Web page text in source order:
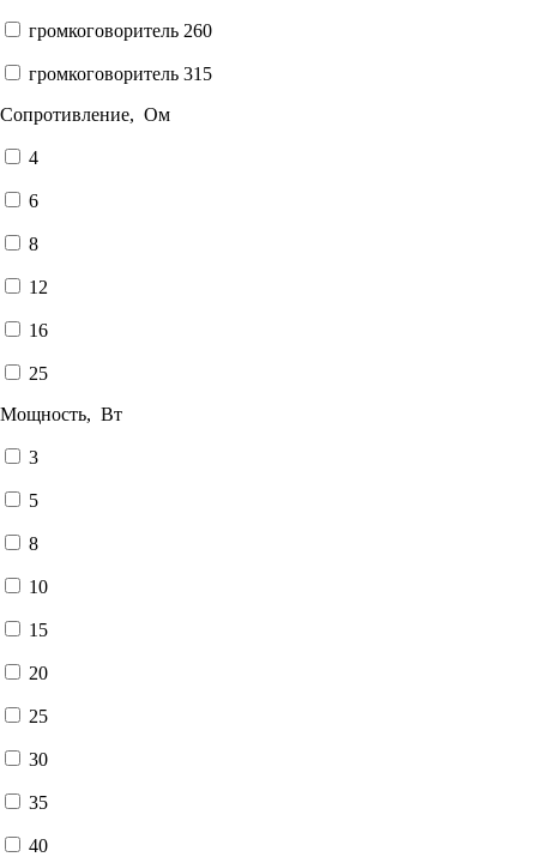
громкоговоритель 260
громкоговоритель 315
Сопротивление, Ом
4
6
8
12
16
25
Мощность, Вт
3
5
8
10
15
20
25
30
35
40